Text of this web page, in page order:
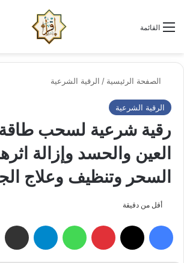
القائمة
الصفحة الرئيسية / الرقية الشرعية
الرقية الشرعية
رقية شرعية لسحب
العين والحسد وإزالة
السحر وتنظيف وعلاج
أقل من دقيقة
فيسبوك بينتيريست واتساب تيلقرام